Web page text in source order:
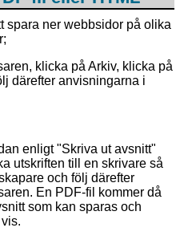
spara ner webbsidor på olika
klicka på Arkiv, klicka på
därefter anvisningarna i
enligt "Skriva ut avsnitt"
utskriften till en skrivare så
och följ därefter
En PDF-fil kommer då
som kan sparas och